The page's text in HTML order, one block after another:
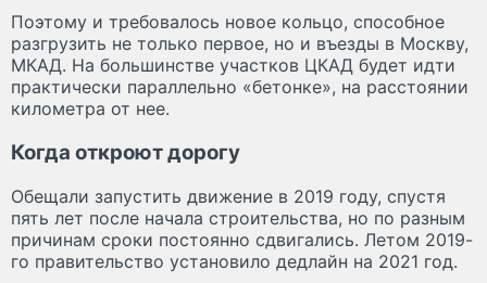
Поэтому и требовалось новое кольцо, способное
разгрузить не только первое, но и въезды в Москву,
МКАД. На большинстве участков ЦКАД будет идти
практически параллельно «бетонке», на расстоянии
километра от нее.
Когда откроют дорогу
Обещали запустить движение в 2019 году, спустя
пять лет после начала строительства, но по разным
причинам сроки постоянно сдвигались. Летом 2019-
го правительство установило дедлайн на 2021 год.